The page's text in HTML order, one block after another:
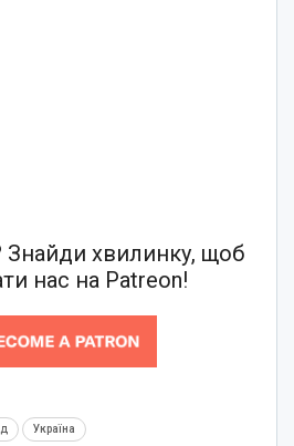
Знайди хвилинку, щоб
нас на Patreon!
Україна